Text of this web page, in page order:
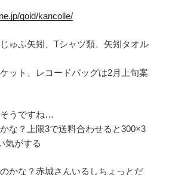
gold/kancolle/
ゅふ矢矧、Tシャツ類、矢矧タオル
ット、レコードバッグは2月上旬案
うですね…
な？上限3で送料合わせると300×3
気がする
かな？赤城さんいるしちょっとだ